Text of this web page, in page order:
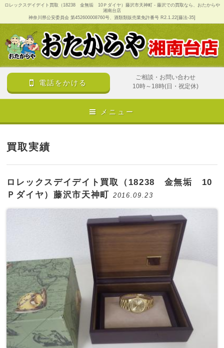
ロレックスデイデイト買取（18238 金無垢 10Ｐダイヤ）藤沢市天神町 - 藤沢での買取なら、おたからや
湘南台店
神奈川県公安委員会 第452600008760号、酒類類販売業免許番号 R2.1.22[藤法-35]
電話をかける
ご相談・お問い合わせ
10時～18時(日・祝定休)
メニュー
買取実績
ロレックスデイデイト買取（18238 金無垢 10
Ｐダイヤ）藤沢市天神町
2016.09.23